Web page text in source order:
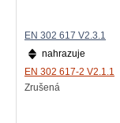
EN 302 617 V2.3.1
nahrazuje
EN 302 617-2 V2.1.1
Zrušená